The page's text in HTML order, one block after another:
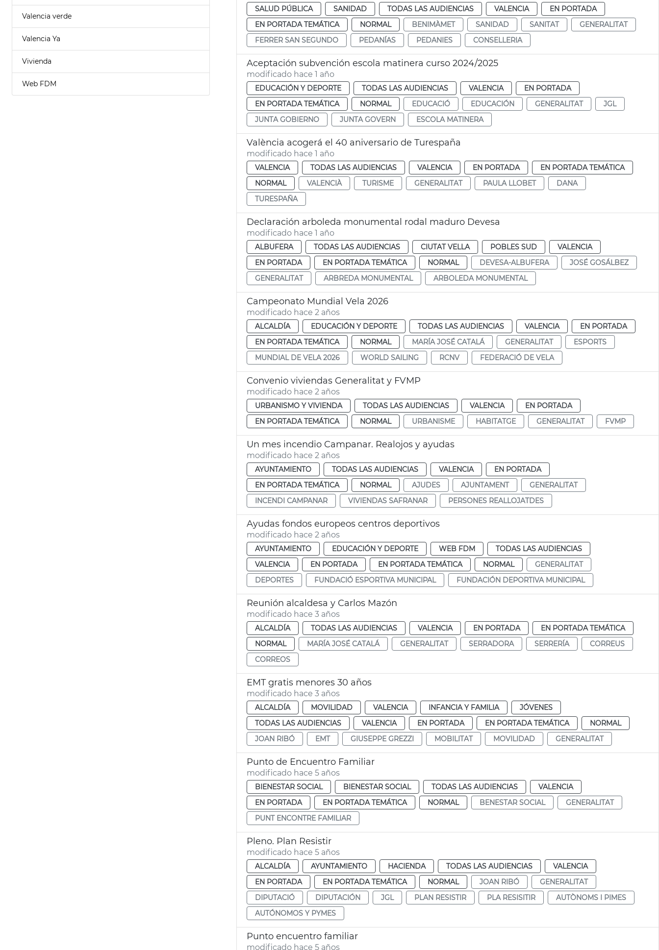
Valencia verde
Valencia Ya
Vivienda
Web FDM
SALUD PÚBLICA SANIDAD TODAS LAS AUDIENCIAS VALENCIA
EN PORTADA
EN PORTADA TEMÁTICA
NORMAL BENIMÀMET SANIDAD SANITAT
GENERALITAT
FERRER SAN SEGUNDO
PEDANÍAS PEDANIES CONSELLERIA
Aceptación subvención escola matinera curso 2024/2025
modificado hace 1 año
EDUCACIÓN Y DEPORTE TODAS LAS AUDIENCIAS VALENCIA
EN PORTADA
EN PORTADA TEMÁTICA
NORMAL EDUCACIÓ EDUCACIÓN GENERALITAT
JGL
JUNTA GOBIERNO
JUNTA GOVERN ESCOLA MATINERA
València acogerá el 40 aniversario de Turespaña
modificado hace 1 año
VALENCIA TODAS LAS AUDIENCIAS VALENCIA EN PORTADA
EN PORTADA TEMÁTICA
NORMAL
VALENCIÀ TURISME GENERALITAT PAULA LLOBET
DANA
TURESPAÑA
Declaración arboleda monumental rodal maduro Devesa
modificado hace 1 año
ALBUFERA TODAS LAS AUDIENCIAS CIUTAT VELLA POBLES SUD
VALENCIA
EN PORTADA
EN PORTADA TEMÁTICA NORMAL DEVESA-ALBUFERA
JOSÉ GOSÁLBEZ
GENERALITAT
ARBREDA MONUMENTAL ARBOLEDA MONUMENTAL
Campeonato Mundial Vela 2026
modificado hace 2 años
ALCALDÍA EDUCACIÓN Y DEPORTE TODAS LAS AUDIENCIAS VALENCIA
EN PORTADA
EN PORTADA TEMÁTICA
NORMAL MARÍA JOSÉ CATALÁ GENERALITAT
ESPORTS
MUNDIAL DE VELA 2026
WORLD SAILING RCNV FEDERACIÓ DE VELA
Convenio viviendas Generalitat y FVMP
modificado hace 2 años
URBANISMO Y VIVIENDA TODAS LAS AUDIENCIAS VALENCIA
EN PORTADA
EN PORTADA TEMÁTICA
NORMAL URBANISME HABITATGE GENERALITAT FVMP
Un mes incendio Campanar. Realojos y ayudas
modificado hace 2 años
AYUNTAMIENTO TODAS LAS AUDIENCIAS VALENCIA
EN PORTADA
EN PORTADA TEMÁTICA
NORMAL AJUDES AJUNTAMENT
GENERALITAT
INCENDI CAMPANAR
VIVIENDAS SAFRANAR PERSONES REALLOJATDES
Ayudas fondos europeos centros deportivos
modificado hace 2 años
AYUNTAMIENTO EDUCACIÓN Y DEPORTE WEB FDM
TODAS LAS AUDIENCIAS
VALENCIA
EN PORTADA EN PORTADA TEMÁTICA NORMAL
GENERALITAT
DEPORTES
FUNDACIÓ ESPORTIVA MUNICIPAL FUNDACIÓN DEPORTIVA MUNICIPAL
Reunión alcaldesa y Carlos Mazón
modificado hace 3 años
ALCALDÍA TODAS LAS AUDIENCIAS VALENCIA EN PORTADA
EN PORTADA TEMÁTICA
NORMAL
MARÍA JOSÉ CATALÁ GENERALITAT SERRADORA SERRERÍA
CORREUS
CORREOS
EMT gratis menores 30 años
modificado hace 3 años
ALCALDÍA MOVILIDAD VALENCIA INFANCIA Y FAMILIA
JÓVENES
TODAS LAS AUDIENCIAS
VALENCIA EN PORTADA EN PORTADA TEMÁTICA
NORMAL
JOAN RIBÓ
EMT GIUSEPPE GREZZI MOBILITAT MOVILIDAD GENERALITAT
Punto de Encuentro Familiar
modificado hace 5 años
BIENESTAR SOCIAL BIENESTAR SOCIAL TODAS LAS AUDIENCIAS
VALENCIA
EN PORTADA
EN PORTADA TEMÁTICA NORMAL BENESTAR SOCIAL
GENERALITAT
PUNT ENCONTRE FAMILIAR
Pleno. Plan Resistir
modificado hace 5 años
ALCALDÍA AYUNTAMIENTO HACIENDA TODAS LAS AUDIENCIAS
VALENCIA
EN PORTADA
EN PORTADA TEMÁTICA NORMAL JOAN RIBÓ
GENERALITAT
DIPUTACIÓ
DIPUTACIÓN JGL PLAN RESISTIR PLA RESISITIR
AUTÒNOMS I PIMES
AUTÓNOMOS Y PYMES
Punto encuentro familiar
modificado hace 5 años